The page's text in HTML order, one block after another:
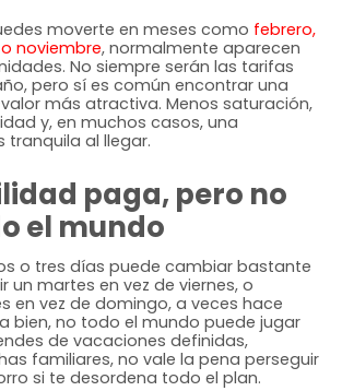
moverte en meses como febrero,
noviembre, normalmente aparecen
No siempre serán las tarifas
pero sí es común encontrar una
más atractiva. Menos saturación,
y, en muchos casos, una
tranquila al llegar.
paga, pero no
el mundo
o tres días puede cambiar bastante
un martes en vez de viernes, o
en vez de domingo, a veces hace
bien, no todo el mundo puede jugar
de vacaciones definidas,
familiares, no vale la pena perseguir
si te desordena todo el plan.